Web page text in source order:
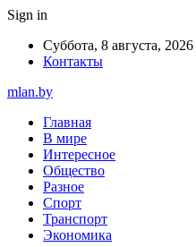
Sign in
Суббота, 8 августа, 2026
Контакты
mlan.by
Главная
В мире
Интересное
Общество
Разное
Спорт
Транспорт
Экономика